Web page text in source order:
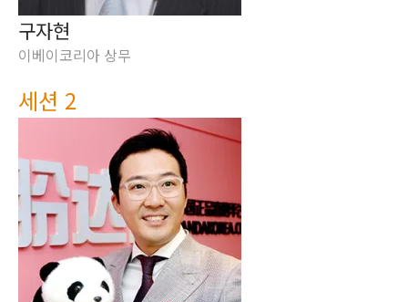
구자현
이베이코리아 상무
세션 2